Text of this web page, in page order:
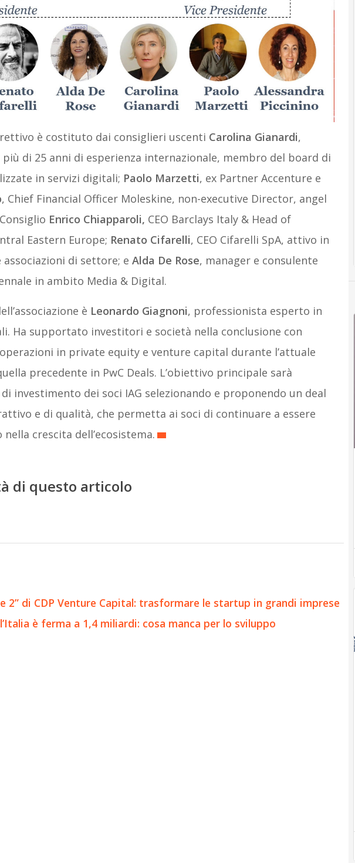
è costituto dai consiglieri uscenti Carolina Gianardi,
più di 25 anni di esperienza internazionale, membro del board di
in servizi digitali; Paolo Marzetti, ex Partner Accenture e
, Chief Financial Officer Moleskine, non-executive Director, angel
Enrico Chiapparoli, CEO Barclays Italy & Head of
Eastern Europe; Renato Cifarelli, CEO Cifarelli SpA, attivo in
di settore; e Alda De Rose, manager e consulente
in ambito Media & Digital.
è Leonardo Giagnoni, professionista esperto in
Ha supportato investitori e società nella conclusione con
in private equity e venture capital durante l’attuale
precedente in PwC Deals. L’obiettivo principale sarà
investimento dei soci IAG selezionando e proponendo un deal
e di qualità, che permetta ai soci di continuare a essere
crescita dell’ecosistema.
di questo articolo
2” di CDP Venture Capital: trasformare le startup in grandi imprese
è ferma a 1,4 miliardi: cosa manca per lo sviluppo